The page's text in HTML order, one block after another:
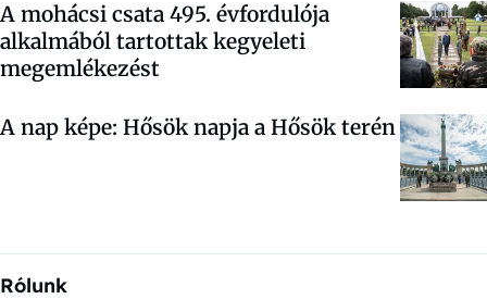
A mohácsi csata 495. évfordulója
alkalmából tartottak kegyeleti
megemlékezést
A nap képe: Hősök napja a Hősök terén
Rólunk